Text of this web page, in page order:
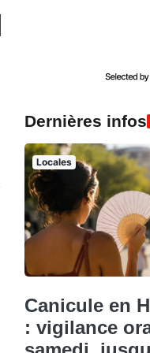
Dernières infos
Locales
Canicule en
: vigilance